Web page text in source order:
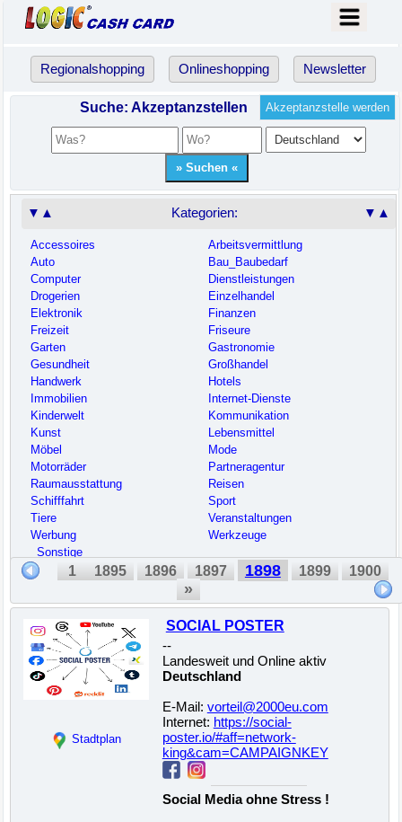
Regionalshopping Onlineshopping Newsletter
Akzeptanzstelle werden
Suche: Akzeptanzstellen
▼▲ ▼▲
Kategorien:
Accessoires
Arbeitsvermittlung
Auto
Bau_Baubedarf
Computer
Dienstleistungen
Drogerien
Einzelhandel
Elektronik
Finanzen
Freizeit
Friseure
Garten
Gastronomie
Gesundheit
Großhandel
Handwerk
Hotels
Immobilien
Internet-Dienste
Kinderwelt
Kommunikation
Kunst
Lebensmittel
Möbel
Mode
Motorräder
Partneragentur
Raumausstattung
Reisen
Schifffahrt
Sport
Tiere
Veranstaltungen
Werbung
Werkzeuge
_Sonstige
1 1895 1896 1897 1898 1899 1900
»
Stadtplan
SOCIAL POSTER
--
Landesweit und Online aktiv
Deutschland
E-Mail: vorteil@2000eu.com
Internet: https://social-
poster.io/#aff=network-
king&cam=CAMPAIGNKEY
Social Media ohne Stress !